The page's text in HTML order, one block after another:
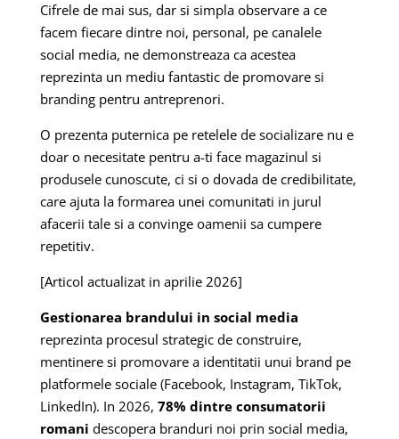
Cifrele de mai sus, dar si simpla observare a ce
facem fiecare dintre noi, personal, pe canalele
social media, ne demonstreaza ca acestea
reprezinta un mediu fantastic de promovare si
branding pentru antreprenori.
O prezenta puternica pe retelele de socializare nu e
doar o necesitate pentru a-ti face magazinul si
produsele cunoscute, ci si o dovada de credibilitate,
care ajuta la formarea unei comunitati in jurul
afacerii tale si a convinge oamenii sa cumpere
repetitiv.
[Articol actualizat in aprilie 2026]
Gestionarea brandului in social media
reprezinta procesul strategic de construire,
mentinere si promovare a identitatii unui brand pe
platformele sociale (Facebook, Instagram, TikTok,
LinkedIn). In 2026, 78% dintre consumatorii
romani descopera branduri noi prin social media,